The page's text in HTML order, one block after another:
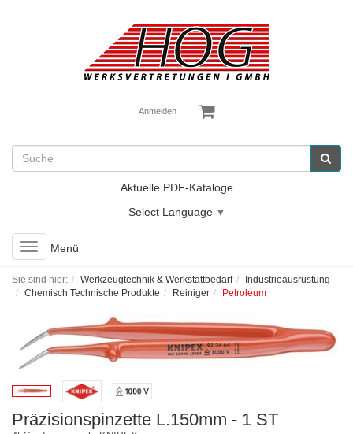
Anmelden
Aktuelle PDF-Kataloge
Select Language ▼
Toggle
navigation
Menü
Sie sind hier: Werkzeugtechnik & Werkstattbedarf
Industrieausrüstung
Chemisch Technische Produkte
Reiniger Petroleum
Präzisionspinzette L.150mm - 1 ST